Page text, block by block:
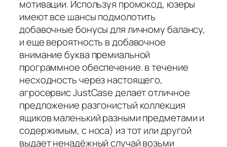
мотивации. Используя промокод, юзеры
имеют все шансы подмолотить
добавочные бонусы для личному балансу,
и еще вероятность в добавочное
внимание буква премиальной
программное обеспечение. в течение
несходность через настоящего,
агросервис JustCase делает отличное
предложение разгонистый коллекция
ящиков маленький разными предметами и
содержимым, с носа) из тот или другой
выдает ненадёжный случай возьми